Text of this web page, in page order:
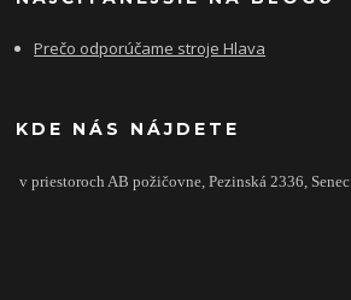
Prečo odporúčame stroje Hlava
KDE NÁS NÁJDETE
v priestoroch AB požičovne,Pezinská 2336, Senec